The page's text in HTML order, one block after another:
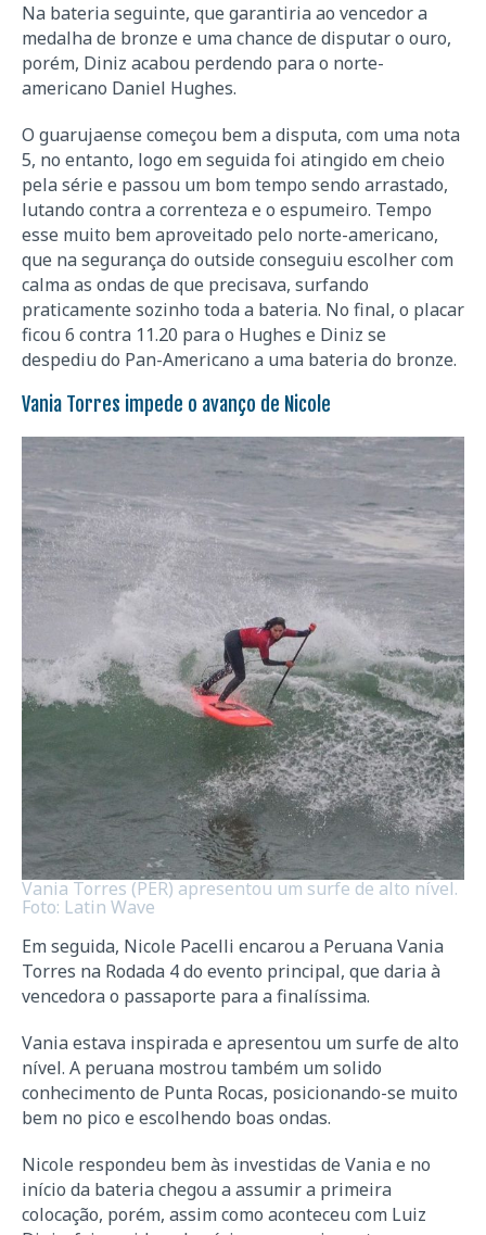
Na bateria seguinte, que garantiria ao vencedor a
medalha de bronze e uma chance de disputar o ouro,
porém, Diniz acabou perdendo para o norte-
americano Daniel Hughes.
O guarujaense começou bem a disputa, com uma nota
5, no entanto, logo em seguida foi atingido em cheio
pela série e passou um bom tempo sendo arrastado,
lutando contra a correnteza e o espumeiro. Tempo
esse muito bem aproveitado pelo norte-americano,
que na segurança do outside conseguiu escolher com
calma as ondas de que precisava, surfando
praticamente sozinho toda a bateria. No final, o placar
ficou 6 contra 11.20 para o Hughes e Diniz se
despediu do Pan-Americano a uma bateria do bronze.
Vania Torres impede o avanço de Nicole
Vania Torres (PER) apresentou um surfe de alto nível.
Foto: Latin Wave
Em seguida, Nicole Pacelli encarou a Peruana Vania
Torres na Rodada 4 do evento principal, que daria à
vencedora o passaporte para a finalíssima.
Vania estava inspirada e apresentou um surfe de alto
nível. A peruana mostrou também um solido
conhecimento de Punta Rocas, posicionando-se muito
bem no pico e escolhendo boas ondas.
Nicole respondeu bem às investidas de Vania e no
início da bateria chegou a assumir a primeira
colocação, porém, assim como aconteceu com Luiz